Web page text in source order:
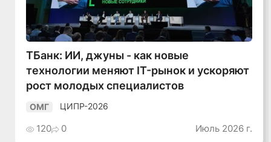
ТБанк: ИИ, джуны - как новые
технологии меняют IT-рынок и ускоряют
рост молодых специалистов
ОМГ ЦИПР-2026
120 0 Июль 2026 г.